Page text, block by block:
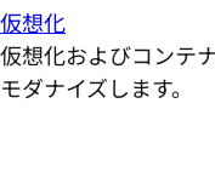
仮想化
仮想化およびコンテ
モダナイズします。